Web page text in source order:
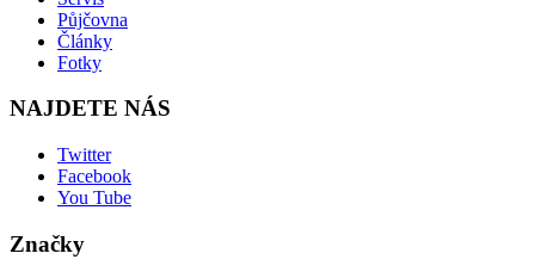
Půjčovna
Články
Fotky
NAJDETE NÁS
Twitter
Facebook
You Tube
Značky